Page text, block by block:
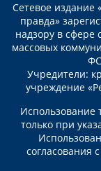
Сетевое издание
правда»
надзору в сфере
массовых
Учредители:
учреждение
Использование
только при
согласования